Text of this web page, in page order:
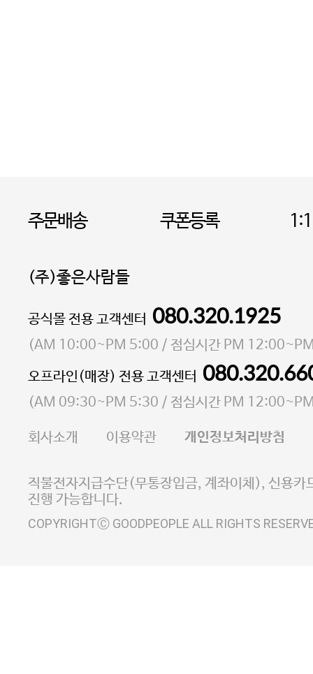
주문배송 쿠폰등록
(주)좋은사람들
대표 이성현,박영환| 개인정보관리책임자 김상현
소재지 서울특별시 마포구 마포대로4다길 41 마포
통신판매업 신고번호 2023-서울마포-3931호
사업자등록번호 105-81-58242
E-MAIL goodpeople@gpin.co.kr
사업자정보확인
이니시스 에스크로 서비
공식몰 전용 고객센터 080.320.1925
(AM 10:00~PM 5:00 / 점심시간 PM
오프라인(매장) 전용 고객센터
(AM 09:30~PM 5:30 / 점심시간 PM
회사소개 이용약관 개인정보처리방침
직불전자지급수단(무통장입금, 계좌이체), 신용카
진행 가능합니다.
COPYRIGHTⒸ GOODPEOPLE ALL RIGHTS